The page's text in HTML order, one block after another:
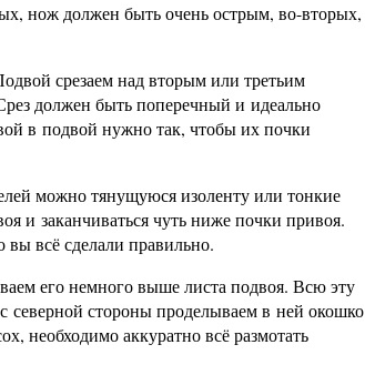
нож должен быть очень острым, во-вторых,
срезаем над вторым или третьим
должен быть поперечный и идеально
в подвой нужно так, чтобы их почки
можно тянущуюся изоленту или тонкие
и заканчиваться чуть ниже почки привоя.
вы всё сделали правильно.
его немного выше листа подвоя. Всю эту
северной стороны проделываем в ней окошко
необходимо аккуратно всё размотать